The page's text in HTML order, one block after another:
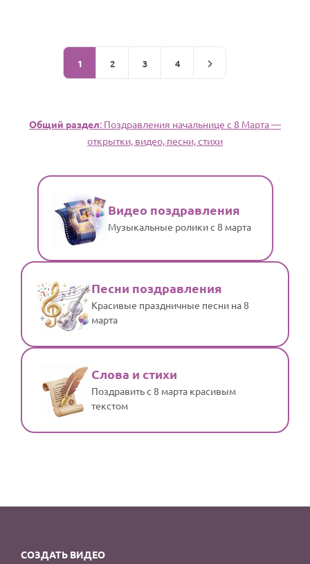
1 2 3 4
Общий раздел: Поздравления начальнице с 8 Марта —
открытки, видео, песни, стихи
Видео поздравления
Музыкальные ролики с 8 марта
Песни поздравления
Красивые праздничные песни на 8
марта
Слова и стихи
Поздравить с 8 марта красивым
текстом
СОЗДАТЬ ВИДЕО